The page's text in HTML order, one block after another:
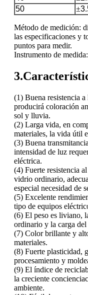
50
±
Método de medición:
las especificaciones y
puntos para medir.
Instrumento de
(1) Buena resistencia
producirá coloración
sol y lluvia.
(2) Larga vida, en
materiales, la vida útil
(3) Buena
intensidad de luz
eléctrica.
(4) Fuerte resistencia
vidrio ordinario,
especial necesidad de
(5) Excelente
tipo de equipos
(6) El peso es liviano,
ordinario y la carga
(7) Color brillante y
materiales.
(8) Fuerte plasticidad,
procesamiento y
(9) El índice de
la creciente
ambiente.